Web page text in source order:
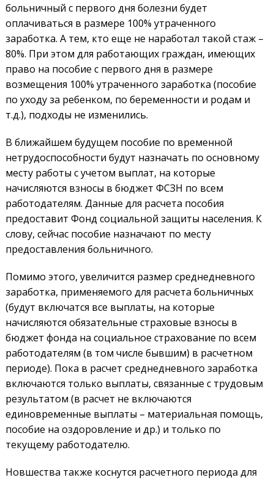
больничный с первого дня болезни будет
оплачиваться в размере 100% утраченного
заработка. А тем, кто еще не наработал такой стаж –
80%. При этом для работающих граждан, имеющих
право на пособие с первого дня в размере
возмещения 100% утраченного заработка (пособие
по уходу за ребенком, по беременности и родам и
т.д.), подходы не изменились.
В ближайшем будущем пособие по временной
нетрудоспособности будут назначать по основному
месту работы с учетом выплат, на которые
начисляются взносы в бюджет ФСЗН по всем
работодателям. Данные для расчета пособия
предоставит Фонд социальной защиты населения. К
слову, сейчас пособие назначают по месту
предоставления больничного.
Помимо этого, увеличится размер среднедневного
заработка, применяемого для расчета больничных
(будут включатся все выплаты, на которые
начисляются обязательные страховые взносы в
бюджет фонда на социальное страхование по всем
работодателям (в том числе бывшим) в расчетном
периоде). Пока в расчет среднедневного заработка
включаются только выплаты, связанные с трудовым
результатом (в расчет не включаются
единовременные выплаты – материальная помощь,
пособие на оздоровление и др.) и только по
текущему работодателю.
Новшества также коснутся расчетного периода для